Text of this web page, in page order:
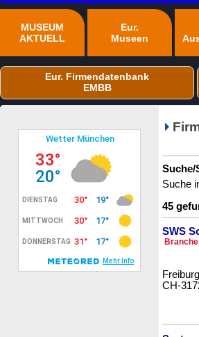
MUSEUM
AKTUELL
Eur.
Museen
Eur. Firmendatenbank
EMBB
Suche/
Suche
45
SWS
CH-